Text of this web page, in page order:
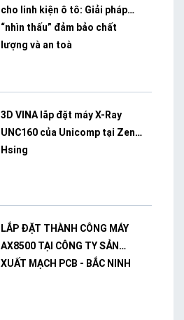
cho linh kiện ô tô: Giải pháp
“nhìn thấu” đảm bảo chất
lượng và an toà
3D VINA lắp đặt máy X-Ray
UNC160 của Unicomp tại Zeng
Hsing
LẮP ĐẶT THÀNH CÔNG MÁY
AX8500 TẠI CÔNG TY SẢN
XUẤT MẠCH PCB - BẮC NINH